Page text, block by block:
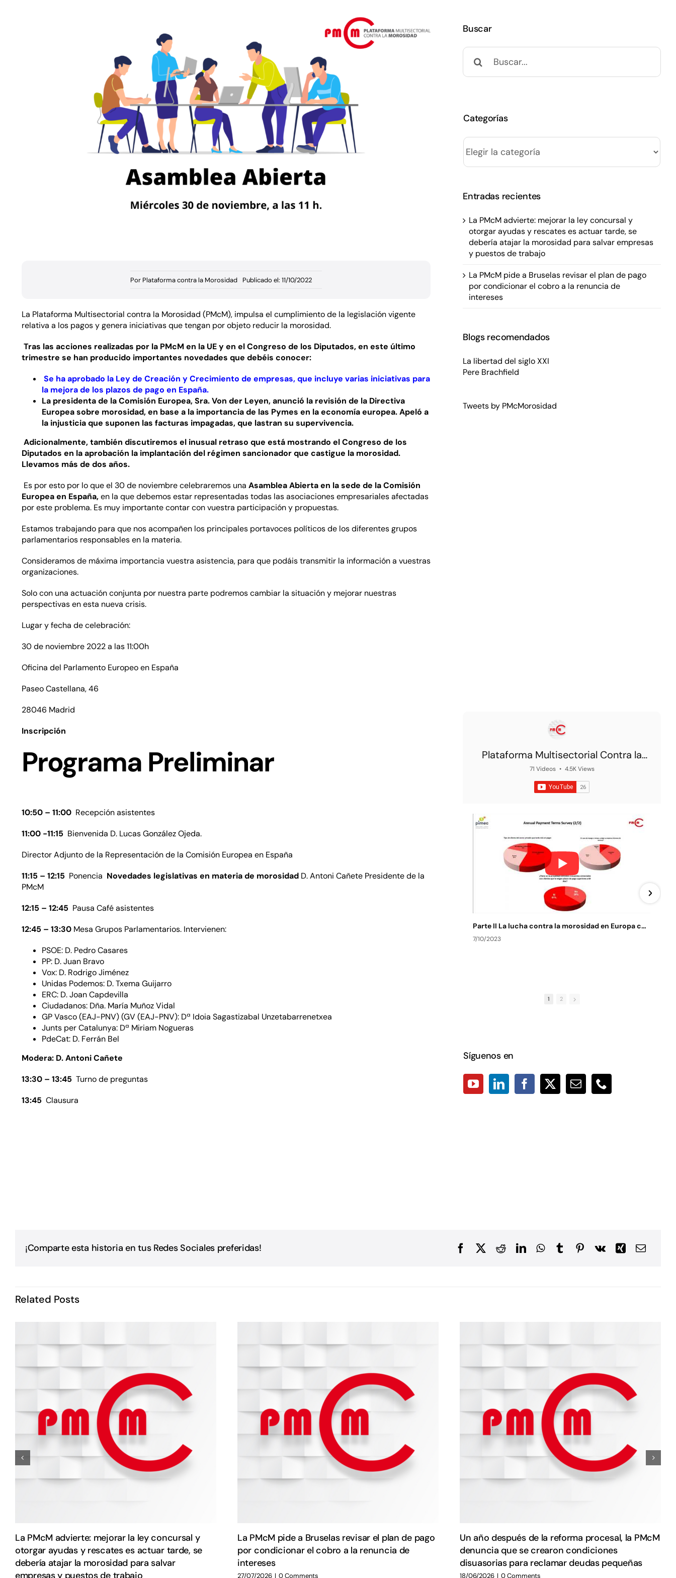
Por Plataforma contra la Morosidad Publicado el: 11/10/2022
La Plataforma Multisectorial contra la Morosidad (PMcM), impulsa el cumplimiento de la legislación vigente
relativa a los pagos y genera iniciativas que tengan por objeto reducir la morosidad.
Tras las acciones realizadas por la PMcM en la UE y en el Congreso de los Diputados, en este último
trimestre se han producido importantes novedades que debéis conocer:
Se ha aprobado la Ley de Creación y Crecimiento de empresas, que incluye varias iniciativas para
la mejora de los plazos de pago en España.
La presidenta de la Comisión Europea, Sra. Von der Leyen, anunció la revisión de la Directiva
Europea sobre morosidad, en base a la importancia de las Pymes en la economía europea. Apeló a
la injusticia que suponen las facturas impagadas, que lastran su supervivencia.
Adicionalmente, también discutiremos el inusual retraso que está mostrando el Congreso de los
Diputados en la aprobación la implantación del régimen sancionador que castigue la morosidad.
Llevamos más de dos años.
Es por esto por lo que el 30 de noviembre celebraremos una Asamblea Abierta en la sede de la Comisión
Europea en España,en la que debemos estar representadas todas las asociaciones empresariales afectadas
por este problema. Es muy importante contar con vuestra participación y propuestas.
Estamos trabajando para que nos acompañen los principales portavoces políticos de los diferentes grupos
parlamentarios responsables en la materia.
Consideramos de máxima importancia vuestra asistencia, para que podáis transmitir la información a vuestras
organizaciones.
Solo con una actuación conjunta por nuestra parte podremos cambiar la situación y mejorar nuestras
perspectivas en esta nueva crisis.
Lugar y fecha de celebración:
30 de noviembre 2022 a las 11:00h
Oficina del Parlamento Europeo en España
Paseo Castellana, 46
28046 Madrid
Inscripción
Programa Preliminar
10:50 – 11:00 Recepción asistentes
11:00 -11:15 Bienvenida D. Lucas González Ojeda.
Director Adjunto de la Representación de la Comisión Europea en España
11:15 – 12:15 Ponencia Novedades legislativas en materia de morosidadD. Antoni Cañete Presidente de la
PMcM
12:15 – 12:45 Pausa Café asistentes
12:45 – 13:30 Mesa Grupos Parlamentarios. Intervienen:
PSOE: D. Pedro Casares
PP: D. Juan Bravo
Vox: D. Rodrigo Jiménez
Unidas Podemos: D. Txema Guijarro
ERC: D. Joan Capdevilla
Ciudadanos: Dña. María Muñoz Vidal
GP Vasco (EAJ-PNV) (GV (EAJ-PNV): Dª Idoia Sagastizabal Unzetabarrenetxea
Junts per Catalunya: Dª Miriam Nogueras
PdeCat: D. Ferrán Bel
Modera: D. Antoni Cañete
13:30 – 13:45 Turno de preguntas
13:45 Clausura
Buscar
Buscar:
Categorías
Categorías
Entradas recientes
La PMcM advierte: mejorar la ley concursal y
otorgar ayudas y rescates es actuar tarde, se
debería atajar la morosidad para salvar empresas
y puestos de trabajo
La PMcM pide a Bruselas revisar el plan de pago
por condicionar el cobro a la renuncia de
intereses
Blogs recomendados
La libertad del siglo XXI
Pere Brachfield
Tweets by PMcMorosidad
Plataforma Multisectorial Contra la
Morosidad
71 Videos • 4.5K Views
Parte II La lucha contra la morosidad en Europa contexto actual y de futuro
7/10/2023
1 2
Síguenos en
¡Comparte esta historia en tus Redes Sociales preferidas!
Related Posts
La PMcM advierte: mejorar la ley concursal y
otorgar ayudas y rescates es actuar tarde, se
debería atajar la morosidad para salvar
La PMcM pide a Bruselas revisar el plan de pago
por condicionar el cobro a la renuncia de
intereses
27/07/2026 | 0 Comments
Un año después de la reforma procesal, la PMcM
denuncia que se crearon condiciones
disuasorias para reclamar deudas pequeñas
18/06/2026 | 0 Comments